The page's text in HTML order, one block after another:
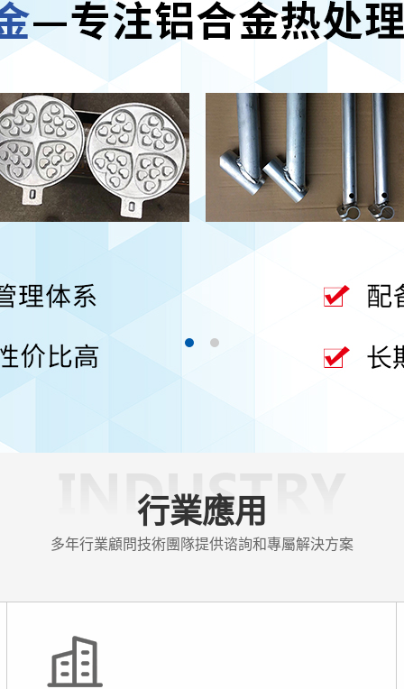
先生
熱處理
能好，高溫強度高 抗氧
熱震功能好
行業應用
多年行業顧問技術團隊提供谘詢和專屬解決方案